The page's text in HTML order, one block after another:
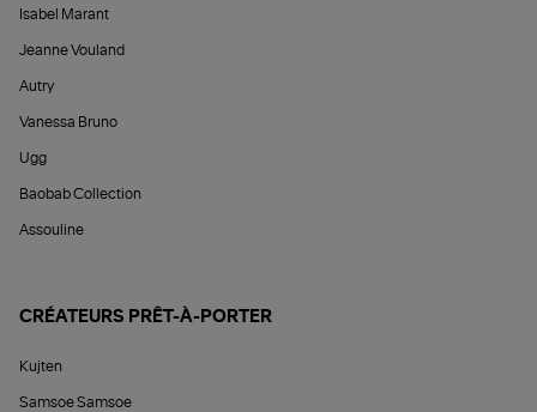
Isabel Marant
Jeanne Vouland
Autry
Vanessa Bruno
Ugg
Baobab Collection
Assouline
CRÉATEURS PRÊT-À-PORTER
Kujten
Samsoe Samsoe